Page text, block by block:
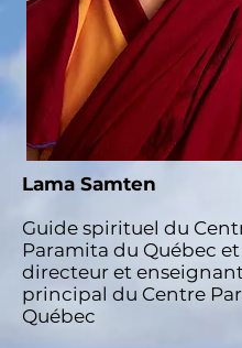
Lama Samten
Guide spirituel du
Paramita du Québec et
directeur et
principal du Centre
Québec